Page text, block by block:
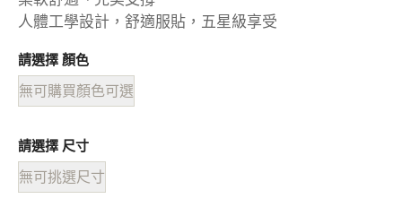
人體工學設計，舒適服貼，五星級享受
請選擇 顏色
無可購買顏色可選
請選擇 尺寸
無可挑選尺寸